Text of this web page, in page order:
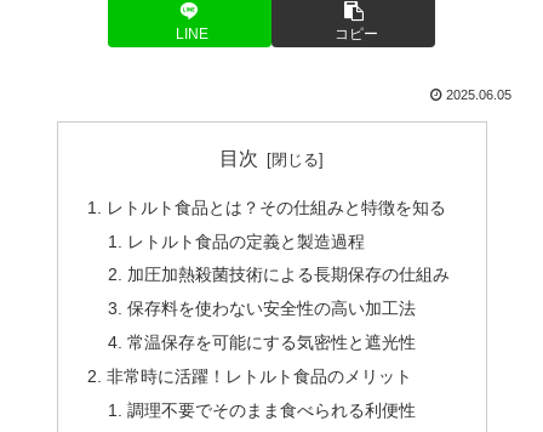
LINE コピー
2025.06.05
目次
レトルト食品とは？その仕組みと特徴を知る
レトルト食品の定義と製造過程
加圧加熱殺菌技術による長期保存の仕組み
保存料を使わない安全性の高い加工法
常温保存を可能にする気密性と遮光性
非常時に活躍！レトルト食品のメリット
調理不要でそのまま食べられる利便性